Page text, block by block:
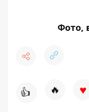
Фото,
👍 🔥 ♥